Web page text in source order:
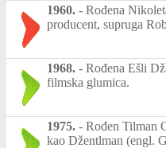
1960. - Rođena
producent, supruga
1968. - Rođena Ešli
filmska glumica.
1975. - Rođen Tilman
kao Džentlman (engl.